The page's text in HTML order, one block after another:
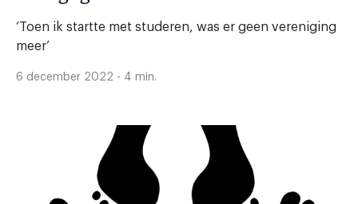
‘Toen ik startte met studeren, was er geen vereniging
meer’
6 december 2022 - 4 min.